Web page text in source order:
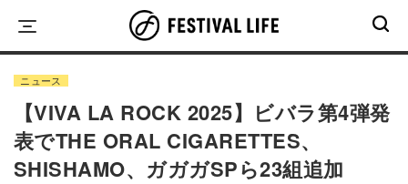
content
ニュース
【VIVA LA ROCK 2025】ビバラ第4弾発
表でTHE ORAL CIGARETTES、
SHISHAMO、ガガガSPら23組追加